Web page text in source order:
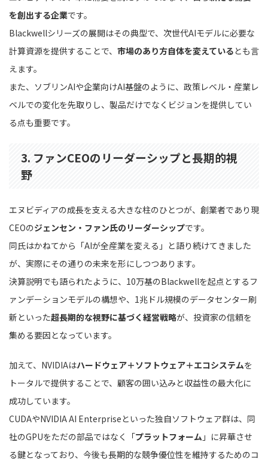
を創出する企業です。
Blackwellシリーズの展開はその典型で、次世代AIモデルに必要な
計算資源を提供することで、 市場のあり方自体を変えているとも言
えます。
また、ソブリンAIや企業向けAI基盤のように、政策レベル・産業レ
ベルでの変化を先取りし、製品だけでなくビジョンを提供してい
る点も重要です。
3. ファンCEOのリーダーシップと長期的視
野
エヌビディアの成長を支える大きな柱のひとつが、創業者であり現
CEOのジェンセン・ファン氏のリーダーシップです。
同氏はかねてから「AIが全産業を変える」と語り続けてきました
が、実際にその通りの未来を形にしつつあります。
決算説明でも語られたように、10万基のBlackwellを起点とするフ
ァンデーションモデルの構想や、1兆ドル規模のデータセンター刷
新といった超長期的な視野に基づく経営戦略が、投資家の信頼を
集める要因となっています。
加えて、NVIDIAはハードウェア＋ソフトウェア＋エコシステムを
トータルで提供することで、顧客の囲い込みと収益性の最大化に
成功しています。
CUDAやNVIDIA AI Enterpriseといった独自ソフトウェア群は、同
社のGPUをただの部品ではなく「プラットフォーム 」に昇華させ
る鍵となっており、今後も長期的な競争優位性を維持するためのコ